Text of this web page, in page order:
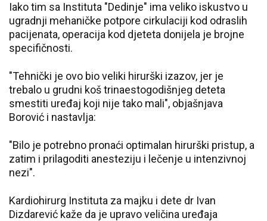
Iako tim sa Instituta "Dedinje" ima veliko iskustvo u
ugradnji mehaničke potpore cirkulaciji kod odraslih
pacijenata, operacija kod djeteta donijela je brojne
specifičnosti.
"Tehnički je ovo bio veliki hirurški izazov, jer je
trebalo u grudni koš trinaestogodišnjeg deteta
smestiti uređaj koji nije tako mali", objašnjava
Borović i nastavlja:
"Bilo je potrebno pronaći optimalan hirurški pristup, a
zatim i prilagoditi anesteziju i lečenje u intenzivnoj
nezi".
Kardiohirurg Instituta za majku i dete dr Ivan
Dizdarević kaže da je upravo veličina uređaja